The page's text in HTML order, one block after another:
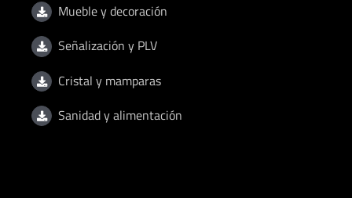
Mueble y decoración
Señalización y PLV
Cristal y mamparas
Sanidad y alimentación